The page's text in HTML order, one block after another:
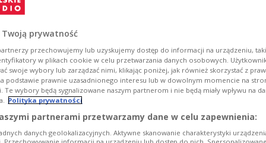
Banked Slalom. Działo
Twoją prywatność
przechowujemy lub uzyskujemy dostęp do informacji na urządzeniu,
w plikach cookie w celu przetwarzania danych osobowych.
swoje wybory lub zarządzać nimi, klikając poniżej, jak również skorzystać z
podstawie prawnie uzasadnionego interesu lub w dowolnym momencie na
Te wybory będą sygnalizowane naszym partnerom i nie będą miały wpływu na
Polityka prywatności
partnerami przetwarzamy dane w celu zapewnienia:
danych geolokalizacyjnych. Aktywne skanowanie charakterystyki